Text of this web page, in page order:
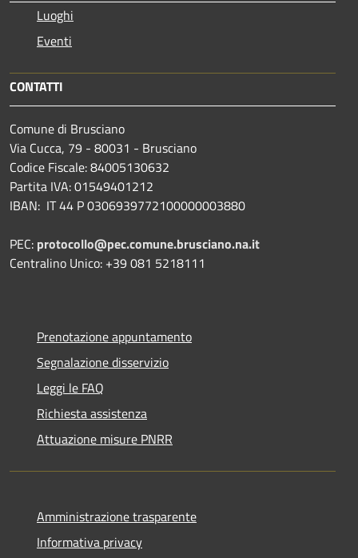
Luoghi
Eventi
CONTATTI
Comune di Brusciano
Via Cucca, 79 - 80031 - Brusciano
Codice Fiscale: 84005130632
Partita IVA: 01549401212
IBAN: IT 44 P 0306939772100000003880
PEC: protocollo@pec.comune.brusciano.na.it
Centralino Unico: +39 081 5218111
Prenotazione appuntamento
Segnalazione disservizio
Leggi le FAQ
Richiesta assistenza
Attuazione misure PNRR
Amministrazione trasparente
Informativa privacy